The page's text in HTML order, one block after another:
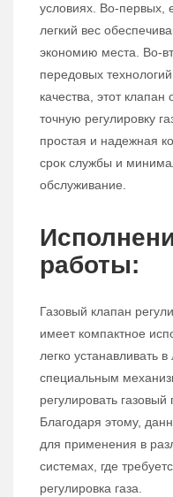
условиях. Во-первых,
легкий вес
экономию места. Во-
передовых
качества, этот
точную регулировку
простая и надежная
срок службы и
обслуживание.
работы:
Газовый клапан
имеет компактное
легко устанавливать
специальным
регулировать
Благодаря этому,
для применения в
системах, где
регулировка газа.